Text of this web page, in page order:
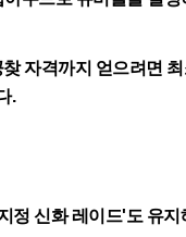
자격까지 얻으려면
.
정 신화 레이드'도 유지